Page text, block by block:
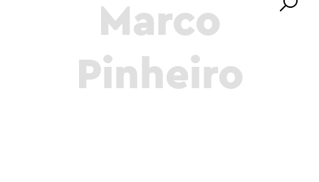
Marco
Pinheiro